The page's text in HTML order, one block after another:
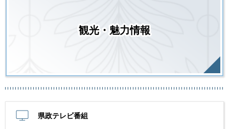
観光・魅力情報
県政テレビ番組